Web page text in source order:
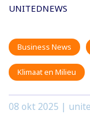
UNITEDNEWS
Business News
Klimaat en Milieu
08 okt 2025 |